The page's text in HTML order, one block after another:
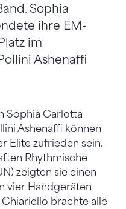
Sophia
ihre EM-
im
Ashenaffi
Sophia Carlotta
Ashenaffi können
Elite zufrieden sein.
Rhythmische
zeigten sie einen
vier Handgeräten
Chiariello brachte alle